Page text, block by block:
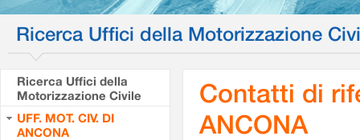
Ricerca Uffici della Motorizzazione
Ricerca Uffici della
Motorizzazione Civile
UFF. MOT. CIV. DI
ANCONA
Contatti di
ANCONA